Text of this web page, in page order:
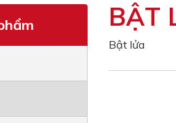
BẬT
Bật lửa